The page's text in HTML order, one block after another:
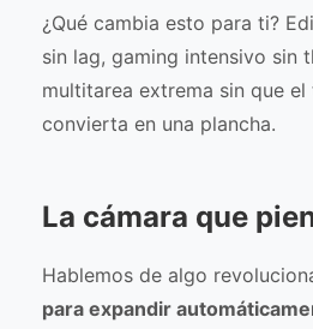
¿Qué cambia esto para ti?
sin lag, gaming intensivo sin
multitarea extrema sin que
convierta en una plancha.
La cámara que
Hablemos de algo
para expandir